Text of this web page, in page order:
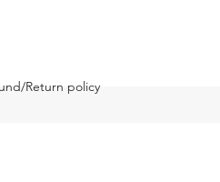
Return policy